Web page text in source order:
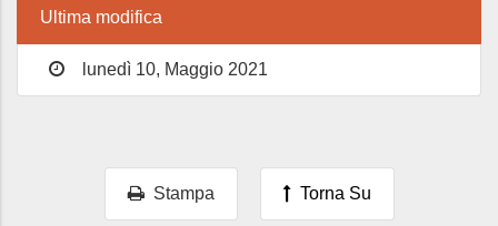
Ultima modifica
lunedì 10, Maggio 2021
Stampa Torna Su